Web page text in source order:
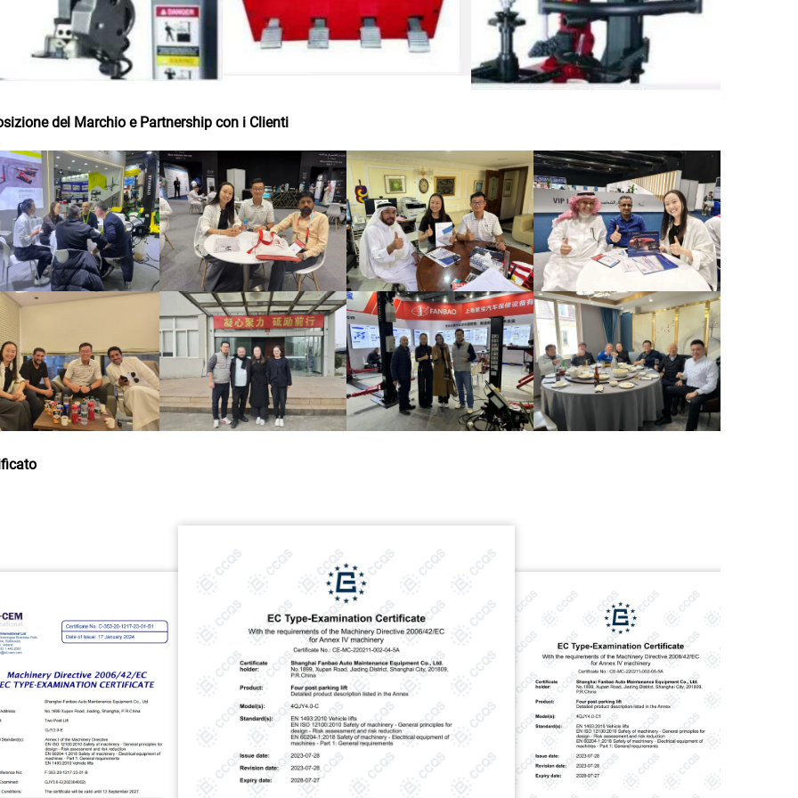
del Marchio e Partnership con i Clienti